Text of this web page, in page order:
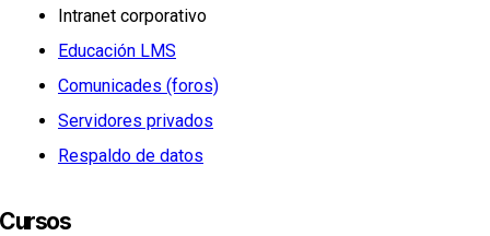
Intranet corporativo
Educación LMS
Comunicades (foros)
Servidores privados
Respaldo de datos
Cursos